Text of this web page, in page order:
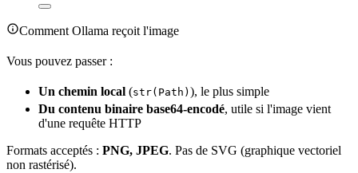
Comment Ollama reçoit l'image
Vous pouvez passer :
Un chemin local (str(Path) ), le plus simple
Du contenu binaire base64-encodé, utile si l'image vient
d'une requête HTTP
Formats acceptés : PNG, JPEG. Pas de SVG (graphique vectoriel
non rastérisé).